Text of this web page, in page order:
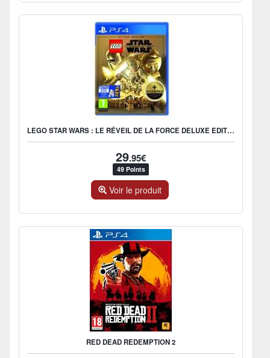
LEGO STAR WARS : LE RÉVEIL DE LA FORCE DELUXE EDITION
29.95€
49 Points
Voir le produit
RED DEAD REDEMPTION 2